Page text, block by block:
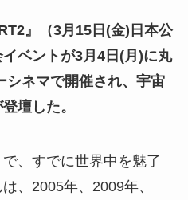
』（3月15日(金)日本公
ベント が3月4日(月)に丸
シネマで開催され、宇宙
壇した。
で、すでに世界中を魅了
、2005年、2009年、